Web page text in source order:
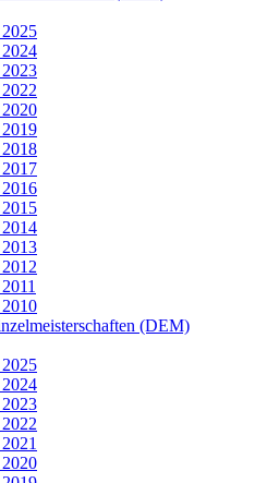
(DEM)